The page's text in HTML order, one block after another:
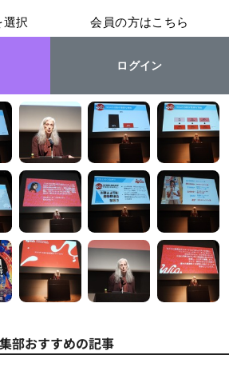
択
会員の方はこちら
ログイン
部おすすめの記事